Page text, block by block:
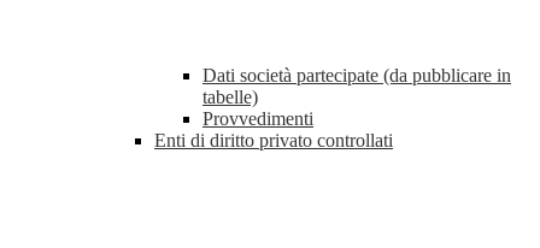
Dati società partecipate (da pubblicare in
tabelle)
Provvedimenti
Enti di diritto privato controllati